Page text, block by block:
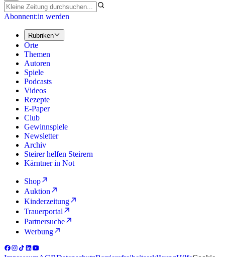
Abonnent:in werden
Rubriken
Orte
Themen
Autoren
Spiele
Podcasts
Videos
Rezepte
E-Paper
Club
Gewinnspiele
Newsletter
Archiv
Steirer helfen Steirern
Kärntner in Not
Shop
Auktion
Kinderzeitung
Trauerportal
Partnersuche
Werbung